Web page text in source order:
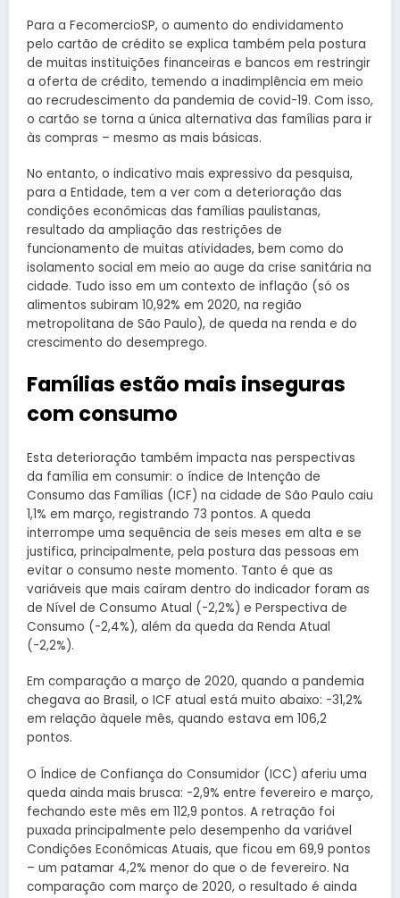
Para a FecomercioSP, o aumento do endividamento
pelo cartão de crédito se explica também pela postura
de muitas instituições financeiras e bancos em restringir
a oferta de crédito, temendo a inadimplência em meio
ao recrudescimento da pandemia de covid-19. Com isso,
o cartão se torna a única alternativa das famílias para ir
às compras – mesmo as mais básicas.
No entanto, o indicativo mais expressivo da pesquisa,
para a Entidade, tem a ver com a deterioração das
condições econômicas das famílias paulistanas,
resultado da ampliação das restrições de
funcionamento de muitas atividades, bem como do
isolamento social em meio ao auge da crise sanitária na
cidade. Tudo isso em um contexto de inflação (só os
alimentos subiram 10,92% em 2020, na região
metropolitana de São Paulo), de queda na renda e do
crescimento do desemprego.
Famílias estão mais inseguras
com consumo
Esta deterioração também impacta nas perspectivas
da família em consumir: o índice de Intenção de
Consumo das Famílias (ICF) na cidade de São Paulo caiu
1,1% em março, registrando 73 pontos. A queda
interrompe uma sequência de seis meses em alta e se
justifica, principalmente, pela postura das pessoas em
evitar o consumo neste momento. Tanto é que as
variáveis que mais caíram dentro do indicador foram as
de Nível de Consumo Atual (-2,2%) e Perspectiva de
Consumo (-2,4%), além da queda da Renda Atual
(-2,2%).
Em comparação a março de 2020, quando a pandemia
chegava ao Brasil, o ICF atual está muito abaixo: -31,2%
em relação àquele mês, quando estava em 106,2
pontos.
O Índice de Confiança do Consumidor (ICC) aferiu uma
queda ainda mais brusca: -2,9% entre fevereiro e março,
fechando este mês em 112,9 pontos. A retração foi
puxada principalmente pelo desempenho da variável
Condições Econômicas Atuais, que ficou em 69,9 pontos
– um patamar 4,2% menor do que o de fevereiro. Na
comparação com março de 2020, o resultado é ainda